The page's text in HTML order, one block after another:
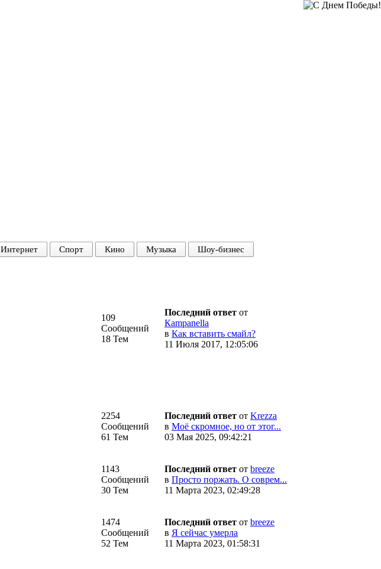
Интернет Спорт Кино Музыка Шоу-бизнес
109
Сообщений
18 Тем
Последний ответ от
Кampanella
в Как вставить смайл?
11 Июля 2017, 12:05:06
2254
Сообщений
61 Тем
Последний ответ от Krezza
в Моё скромное, но от этог...
03 Мая 2025, 09:42:21
1143
Сообщений
30 Тем
Последний ответ от breeze
в Просто поржать. О соврем...
11 Марта 2023, 02:49:28
1474
Сообщений
52 Тем
Последний ответ от breeze
в Я сейчас умерла
11 Марта 2023, 01:58:31